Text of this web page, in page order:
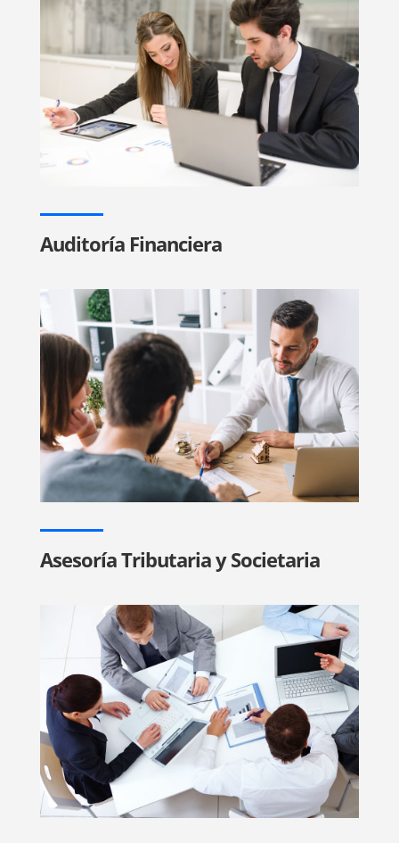
Auditoría Financiera
Asesoría Tributaria y Societaria